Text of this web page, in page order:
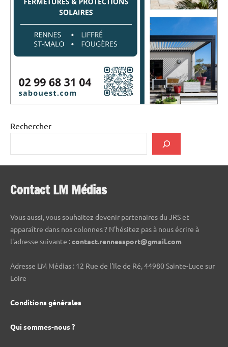
Rechercher
Contact LM Médias
Vous aussi, vous souhaitez devenir partenaires du JRS et
apparaître dans nos colonnes ? N'hésitez pas à nous écrire à
l'adresse suivante :contact.rennessport@gmail.com
Adresse LM Médias : 12 Rue de l'Ile de Ré, 44980 Sainte-Luce sur
Loire
Conditions générales
Qui sommes-nous ?